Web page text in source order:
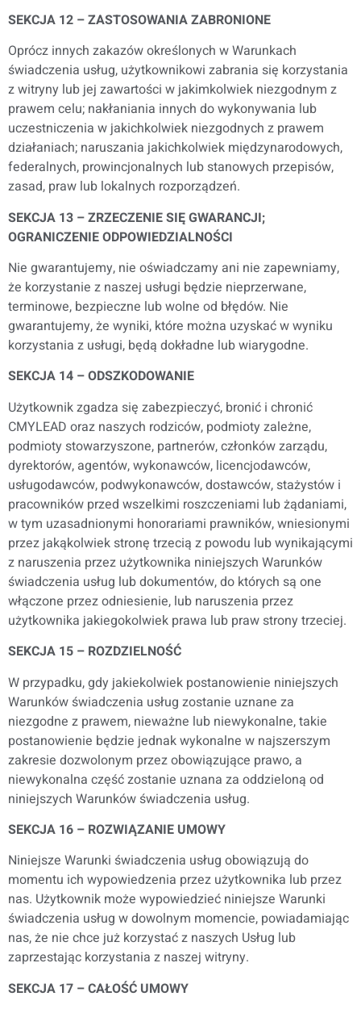
SEKCJA 12 – ZASTOSOWANIA ZABRONIONE
Oprócz innych zakazów określonych w Warunkach
świadczenia usług, użytkownikowi zabrania się korzystania
z witryny lub jej zawartości w jakimkolwiek niezgodnym z
prawem celu; nakłaniania innych do wykonywania lub
uczestniczenia w jakichkolwiek niezgodnych z prawem
działaniach; naruszania jakichkolwiek międzynarodowych,
federalnych, prowincjonalnych lub stanowych przepisów,
zasad, praw lub lokalnych rozporządzeń.
SEKCJA 13 – ZRZECZENIE SIĘ GWARANCJI;
OGRANICZENIE ODPOWIEDZIALNOŚCI
Nie gwarantujemy, nie oświadczamy ani nie zapewniamy,
że korzystanie z naszej usługi będzie nieprzerwane,
terminowe, bezpieczne lub wolne od błędów. Nie
gwarantujemy, że wyniki, które można uzyskać w wyniku
korzystania z usługi, będą dokładne lub wiarygodne.
SEKCJA 14 – ODSZKODOWANIE
Użytkownik zgadza się zabezpieczyć, bronić i chronić
CMYLEAD oraz naszych rodziców, podmioty zależne,
podmioty stowarzyszone, partnerów, członków zarządu,
dyrektorów, agentów, wykonawców, licencjodawców,
usługodawców, podwykonawców, dostawców, stażystów i
pracowników przed wszelkimi roszczeniami lub żądaniami,
w tym uzasadnionymi honorariami prawników, wniesionymi
przez jakąkolwiek stronę trzecią z powodu lub wynikającymi
z naruszenia przez użytkownika niniejszych Warunków
świadczenia usług lub dokumentów, do których są one
włączone przez odniesienie, lub naruszenia przez
użytkownika jakiegokolwiek prawa lub praw strony trzeciej.
SEKCJA 15 – ROZDZIELNOŚĆ
W przypadku, gdy jakiekolwiek postanowienie niniejszych
Warunków świadczenia usług zostanie uznane za
niezgodne z prawem, nieważne lub niewykonalne, takie
postanowienie będzie jednak wykonalne w najszerszym
zakresie dozwolonym przez obowiązujące prawo, a
niewykonalna część zostanie uznana za oddzieloną od
niniejszych Warunków świadczenia usług.
SEKCJA 16 – ROZWIĄZANIE UMOWY
Niniejsze Warunki świadczenia usług obowiązują do
momentu ich wypowiedzenia przez użytkownika lub przez
nas. Użytkownik może wypowiedzieć niniejsze Warunki
świadczenia usług w dowolnym momencie, powiadamiając
nas, że nie chce już korzystać z naszych Usług lub
zaprzestając korzystania z naszej witryny.
SEKCJA 17 – CAŁOŚĆ UMOWY